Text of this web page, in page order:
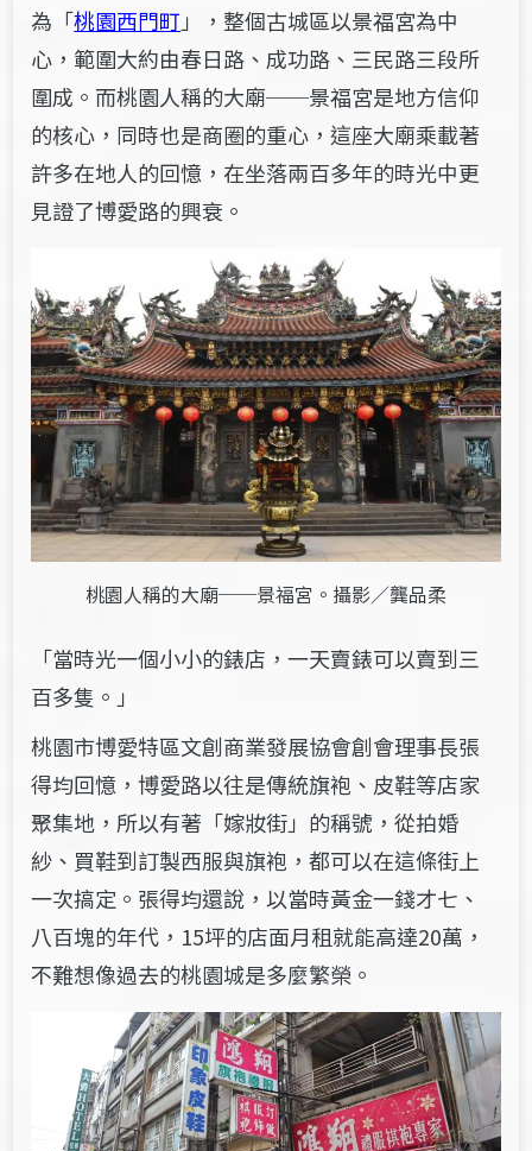
為「桃園西門町」
，整個古城區以景福宮為中
心，範圍大約由春日路、成功路、三民路三段所
圍成。而桃園人稱的大廟──景福宮是地方信仰
的核心，同時也是商圈的重心，這座大廟乘載著
許多在地人的回憶，在坐落兩百多年的時光中更
見證了博愛路的興衰。
桃園人稱的大廟──景福宮。攝影／龔品柔
「當時光一個小小的錶店，一天賣錶可以賣到三
百多隻。」
桃園市博愛特區文創商業發展協會創會理事長張
得均回憶，博愛路以往是傳統旗袍、皮鞋等店家
聚集地，所以有著「嫁妝街」的稱號，從拍婚
紗、買鞋到訂製西服與旗袍，都可以在這條街上
一次搞定。張得均還說，以當時黃金一錢才七、
八百塊的年代，15坪的店面月租就能高達20萬，
不難想像過去的桃園城是多麼繁榮。